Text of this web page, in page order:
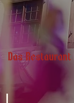
Das Restaurant